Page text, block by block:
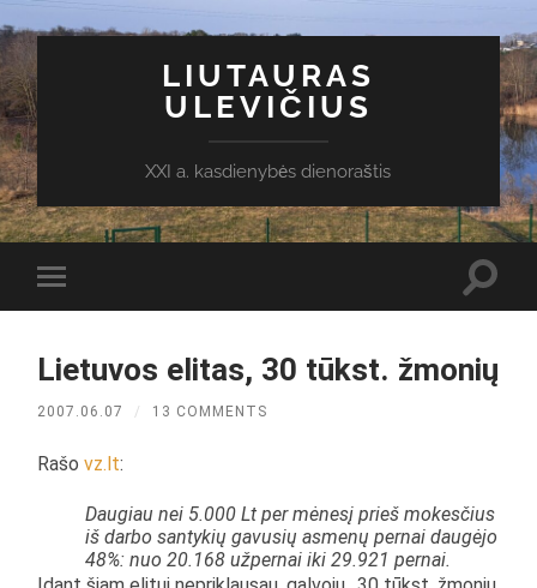
LIUTAURAS
ULEVIČIUS
XXI a. kasdienybės dienoraštis
Toggle
mobile
Lietuvos elitas, 30 tūkst. žmonių
2007.06.07 / 13 COMMENTS
Rašovz.lt:
Daugiau nei 5.000 Lt per mėnesį prieš mokesčius
iš darbo santykių gavusių asmenų pernai daugėjo
48%: nuo 20.168 užpernai iki 29.921 pernai.